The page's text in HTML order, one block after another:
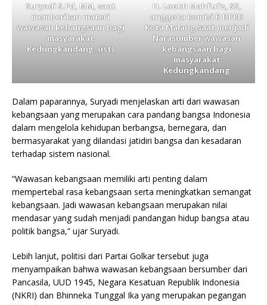
Suryadi S.Pd, MM, saat
memberikan materi
wawasan kebangsaan bagi
masyarakat
Kedungkandang. (ist)
H. Lookh Mahfufz, SS,
anggota komisi B DPRD
Kota Malang saat menjadi
Narasumber wawasan
kebangsaan bagi
masyarakat
Kedungkandang
Dalam paparannya, Suryadi menjelaskan arti dari wawasan
kebangsaan yang merupakan cara pandang bangsa Indonesia
dalam mengelola kehidupan berbangsa, bernegara, dan
bermasyarakat yang dilandasi jatidiri bangsa dan kesadaran
terhadap sistem nasional.
“Wawasan kebangsaan memiliki arti penting dalam
mempertebal rasa kebangsaan serta meningkatkan semangat
kebangsaan. Jadi wawasan kebangsaan merupakan nilai
mendasar yang sudah menjadi pandangan hidup bangsa atau
politik bangsa,” ujar Suryadi.
Lebih lanjut, politisi dari Partai Golkar tersebut juga
menyampaikan bahwa wawasan kebangsaan bersumber dari
Pancasila, UUD 1945, Negara Kesatuan Republik Indonesia
(NKRI) dan Bhinneka Tunggal Ika yang merupakan pegangan